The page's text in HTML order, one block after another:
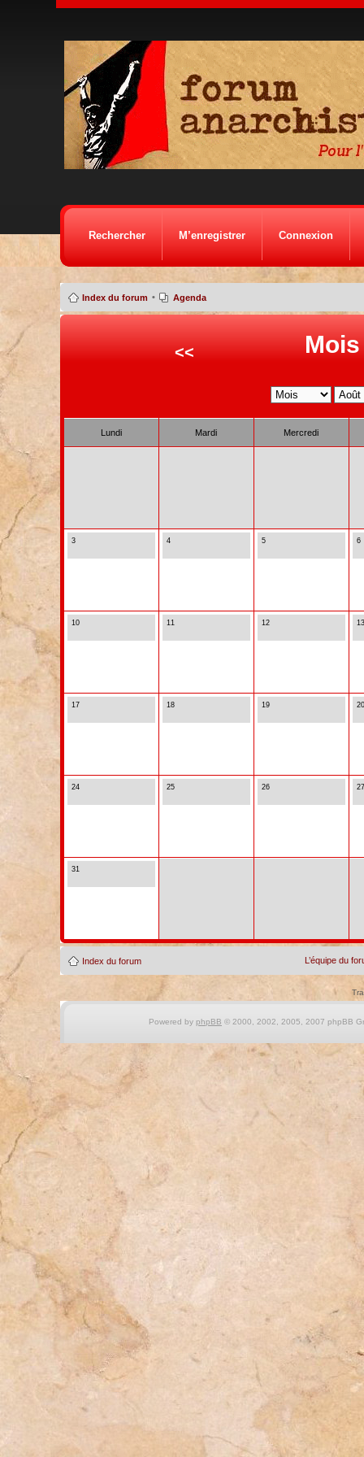
Rechercher M’enregistrer Connexion
Index du forum • Agenda
<<
Lundi Mardi Mercredi
3 4 5 6
10 11 12 13
17 18 19 20
24 25 26 27
31
Index du forum L’équipe du
Powered by phpBB © 2000, 2002, 2005, 2007 phpBB